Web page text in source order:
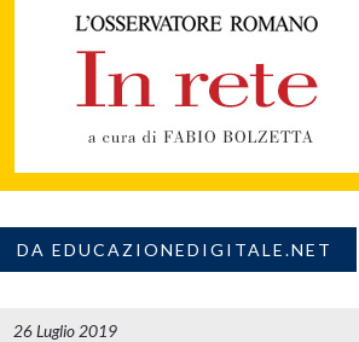
DA EDUCAZIONEDIGITALE.NET
26 Luglio 2019